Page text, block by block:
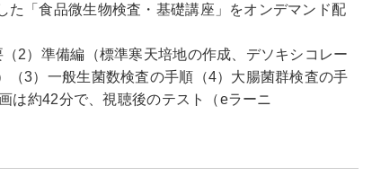
「食品微生物検査・基礎講座」をオンデマンド配
2）準備編（標準寒天培地の作成、デソキシコレー
3）一般生菌数検査の手順（4）大腸菌群検査の手
は約42分で、視聴後のテスト（eラーニ